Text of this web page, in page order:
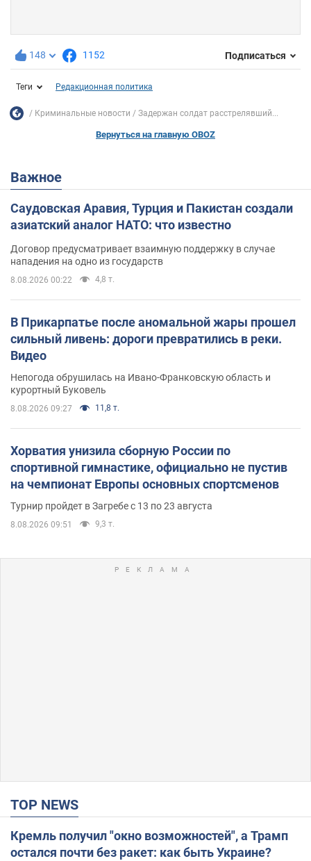
148 1152 Подписаться
Теги Редакционная политика
Криминальные новости Задержан солдат расстрелявший...
Вернуться на главную OBOZ
Важное
Саудовская Аравия, Турция и Пакистан создали
азиатский аналог НАТО: что известно
Договор предусматривает взаимную поддержку в случае
нападения на одно из государств
8.08.2026 00:22 4,8 т.
В Прикарпатье после аномальной жары прошел
сильный ливень: дороги превратились в реки.
Видео
Непогода обрушилась на Ивано-Франковскую область и
курортный Буковель
8.08.2026 09:27 11,8 т.
Хорватия унизила сборную России по
спортивной гимнастике, официально не пустив
на чемпионат Европы основных спортсменов
Турнир пройдет в Загребе с 13 по 23 августа
8.08.2026 09:51 9,3 т.
TOP NEWS
Кремль получил "окно возможностей", а Трамп
остался почти без ракет: как быть Украине?